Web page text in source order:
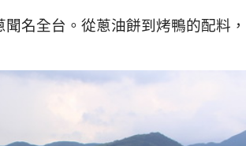
名全台。從蔥油餅到烤鴨的配料，